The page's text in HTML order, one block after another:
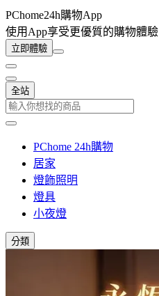
PChome24h購物App
使用App享受更優質的購物體驗
立即體驗
全站
PChome 24h購物
居家
燈飾照明
燈具
小夜燈
分類